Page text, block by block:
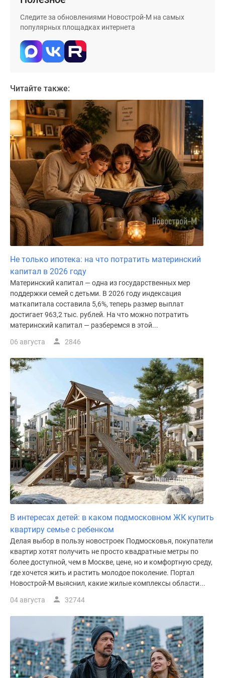
Следите за обновлениями Новострой-М на самых
популярных площадках интернета
Читайте также:
Не только ипотека: на что потратить материнский
капитал в 2026 году
Материнский капитал — одна из государственных мер
поддержки семей с детьми. В 2026 году индексация
маткапитала составила 5,6%, теперь размер выплат
достигает 963,2 тыс. рублей. На что можно потратить
материнский капитал — разберемся в этой...
06 августа 2846
В интересах детей: в каком подмосковном ЖК купить
квартиру семье с ребенком
Делая выбор в пользу новостроек Подмосковья, покупатели
квартир хотят получить не просто квадратные метры по
более доступной, чем в Москве, цене, но и комфортную среду,
где хочется жить и растить молодое поколение. Портал
Новострой-М выяснил, какие жилые комплексы области...
04 августа 32744